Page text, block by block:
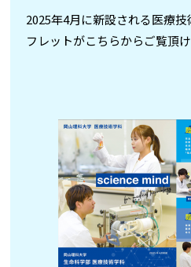
2025年4月に新設される医療
フレットがこちらからご覧頂け